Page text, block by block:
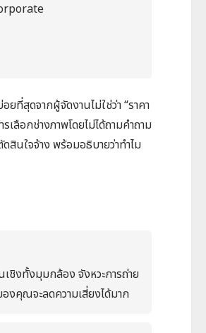
ที่สุดจากผู้จัดงานไม่ใช่ว่า “ราคา
ลือกช่างภาพโดยไม่ได้ถามคำถาม
นใจจ้าง พร้อมอธิบายว่าทำไม
ชิงทั้งมุมกล้อง จังหวะการถ่าย
งคุณจะลดความเสี่ยงได้มาก